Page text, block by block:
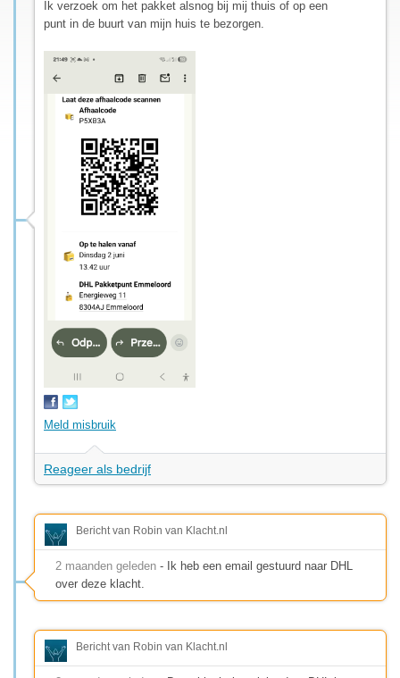
Ik verzoek om het pakket alsnog bij mij thuis of op een
punt in de buurt van mijn huis te bezorgen.
Meld misbruik
Reageer als bedrijf
Bericht van Robin van Klacht.nl
2 maanden geleden - Ik heb een email gestuurd naar DHL
over deze klacht.
Bericht van Robin van Klacht.nl